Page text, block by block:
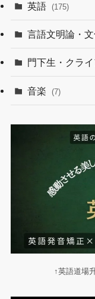
英語 (175)
言語文明論・
門下生・クライ
音楽 (7)
↑英語道場